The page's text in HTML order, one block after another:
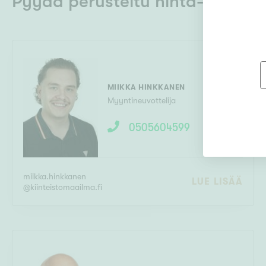
MIIKKA HINKKANEN
Myyntineuvottelija
0505604599
miikka.hinkkanen
@kiinteistomaailma.fi LUE LISÄÄ